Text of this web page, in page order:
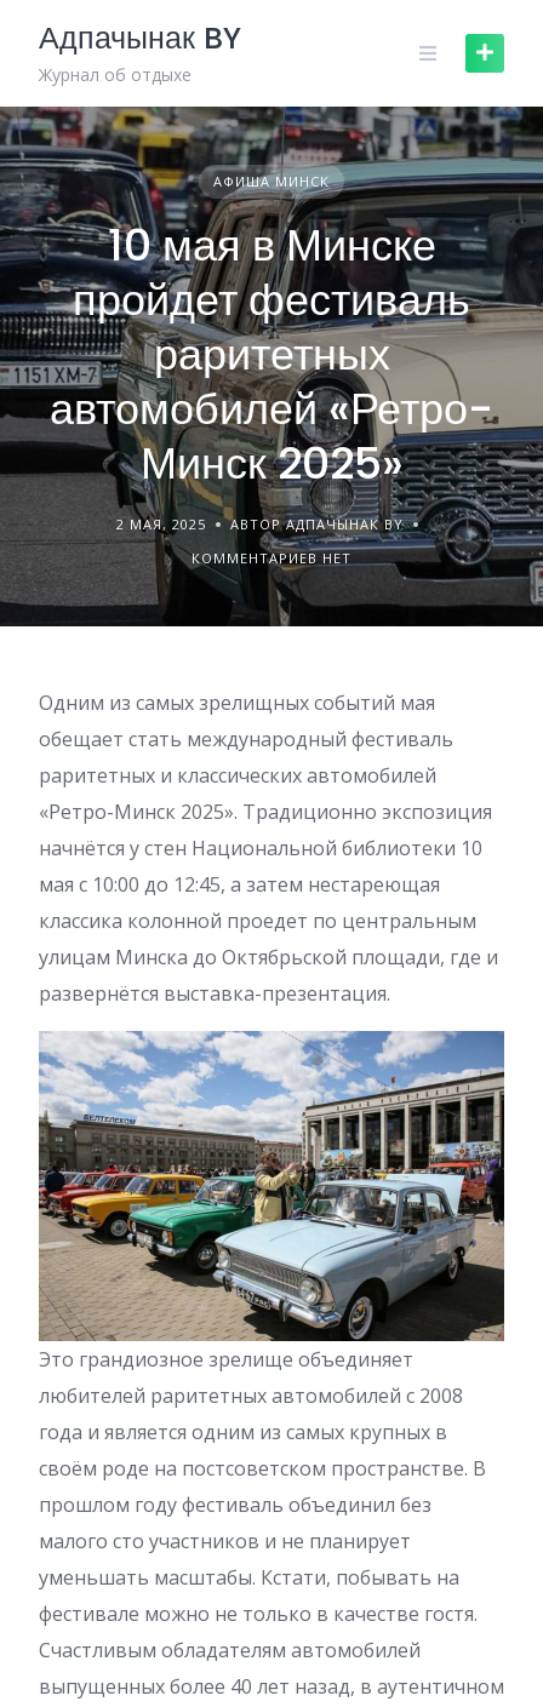
content
Адпачынак BY
Журнал об отдыхе
АФИША МИНСК
10 мая в Минске
пройдет фестиваль
раритетных
автомобилей «Ретро-
Минск 2025»
2 МАЯ, 2025
АВТОР АДПАЧЫНАК BY
КОММЕНТАРИЕВ НЕТ
Одним из самых зрелищных событий мая
обещает стать международный фестиваль
раритетных и классических автомобилей
«Ретро-Минск 2025». Традиционно экспозиция
начнётся у стен Национальной библиотеки 10
мая с 10:00 до 12:45, а затем нестареющая
классика колонной проедет по центральным
улицам Минска до Октябрьской площади, где и
развернётся выставка-презентация.
Это грандиозное зрелище объединяет
любителей раритетных автомобилей с 2008
года и является одним из самых крупных в
своём роде на постсоветском пространстве. В
прошлом году фестиваль объединил без
малого сто участников и не планирует
уменьшать масштабы. Кстати, побывать на
фестивале можно не только в качестве гостя.
Счастливым обладателям автомобилей
выпущенных более 40 лет назад, в аутентичном